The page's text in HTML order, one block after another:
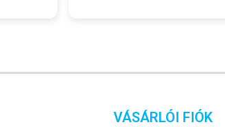
VÁSÁRLÓI FIÓK